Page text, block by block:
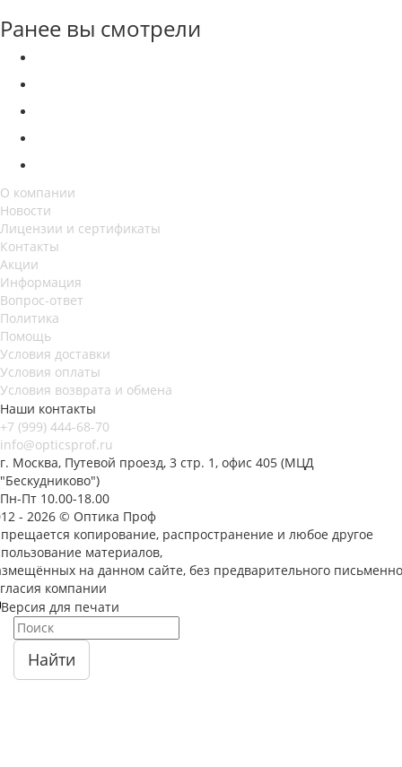
Ранее вы смотрели
О компании
Новости
Лицензии и сертификаты
Контакты
Акции
Информация
Вопрос-ответ
Политика
Помощь
Условия доставки
Условия оплаты
Условия возврата и обмена
Наши контакты
+7 (999) 444-68-70
info@opticsprof.ru
г. Москва, Путевой проезд, 3 стр. 1, офис 405 (МЦД
"Бескудниково")
Пн-Пт 10.00-18.00
- 2026 © Оптика Проф
копирование, распространение и любое другое
материалов,
на данном сайте, без предварительного
компании
Версия для печати
Найти